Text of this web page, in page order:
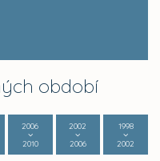
období
2006
2010
2002
2006
1998
2002